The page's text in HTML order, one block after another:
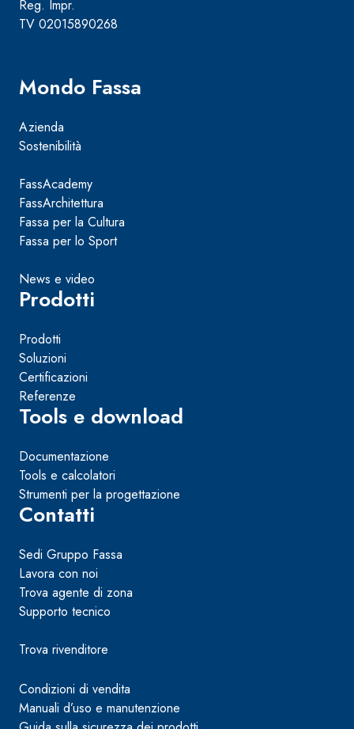
Reg. Impr.
TV 02015890268
Mondo Fassa
Azienda
Sostenibilità
FassAcademy
FassArchitettura
Fassa per la Cultura
Fassa per lo Sport
News e video
Prodotti
Prodotti
Soluzioni
Certificazioni
Referenze
Tools e download
Documentazione
Tools e calcolatori
Strumenti per la progettazione
Contatti
Sedi Gruppo Fassa
Lavora con noi
Trova agente di zona
Supporto tecnico
Trova rivenditore
Condizioni di vendita
Manuali d’uso e manutenzione